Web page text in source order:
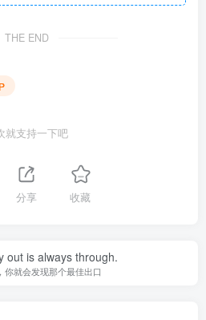
THE END
就支持一下吧
分享 收藏
out is always through.
你就会发现那个最佳出口